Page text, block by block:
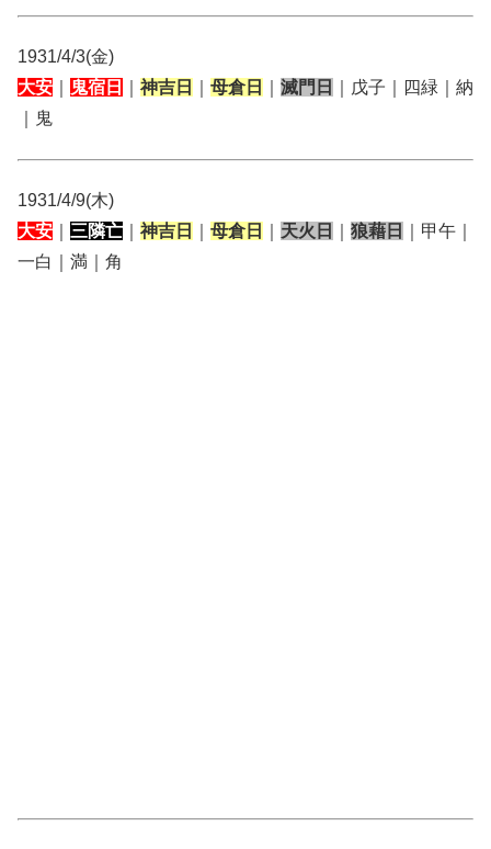
1931/4/3(金)
大安
鬼宿日 神吉日 母倉日 滅門日
｜戊子｜四緑｜納
｜鬼
1931/4/9(木)
大安
三隣亡 神吉日 母倉日 天火日 狼藉日
｜甲午｜
一白｜満｜角